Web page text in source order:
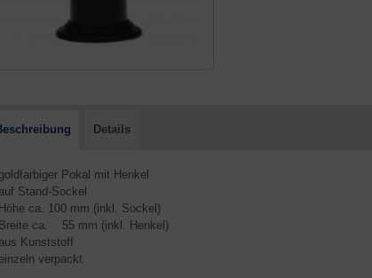
Details
Pokal mit Henkel
Stand-Sockel
ca. 100 mm (inkl. Sockel)
ca. 55 mm (inkl. Henkel)
Kunststoff
verpackt